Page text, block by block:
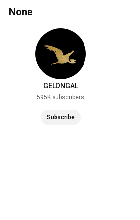
None
GELONGAL
595K subscribers
Subscribe